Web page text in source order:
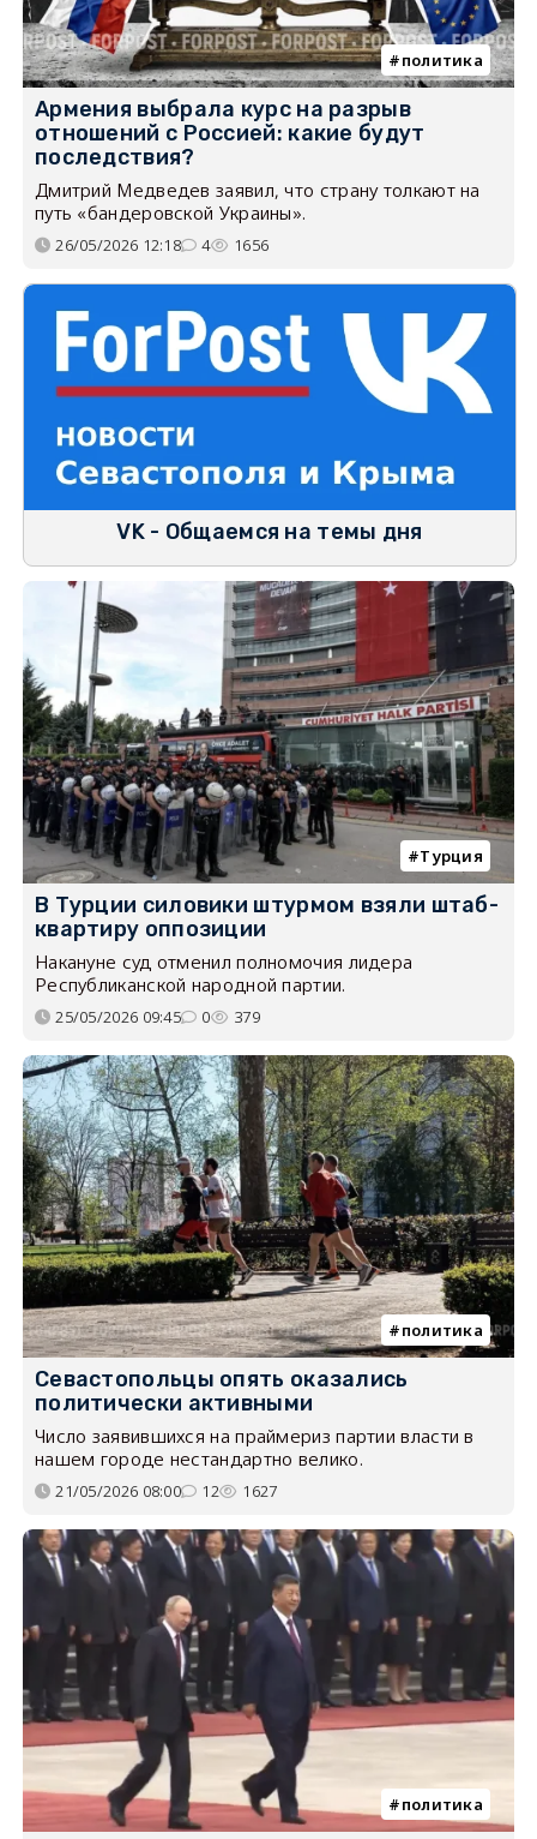
политика
Армения выбрала курс на разрыв
отношений с Россией: какие будут
последствия?
Дмитрий Медведев заявил, что страну толкают на
путь «бандеровской Украины».
26/05/2026 12:18 4 1656
VK - Общаемся на темы дня
Турция
В Турции силовики штурмом взяли штаб-
квартиру оппозиции
Накануне суд отменил полномочия лидера
Республиканской народной партии.
25/05/2026 09:45 0 379
политика
Севастопольцы опять оказались
политически активными
Число заявившихся на праймериз партии власти в
нашем городе нестандартно велико.
21/05/2026 08:00 12 1627
политика